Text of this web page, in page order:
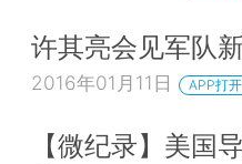
许其亮会见军队
2016年01月11日 APP打开
【微纪录】美国